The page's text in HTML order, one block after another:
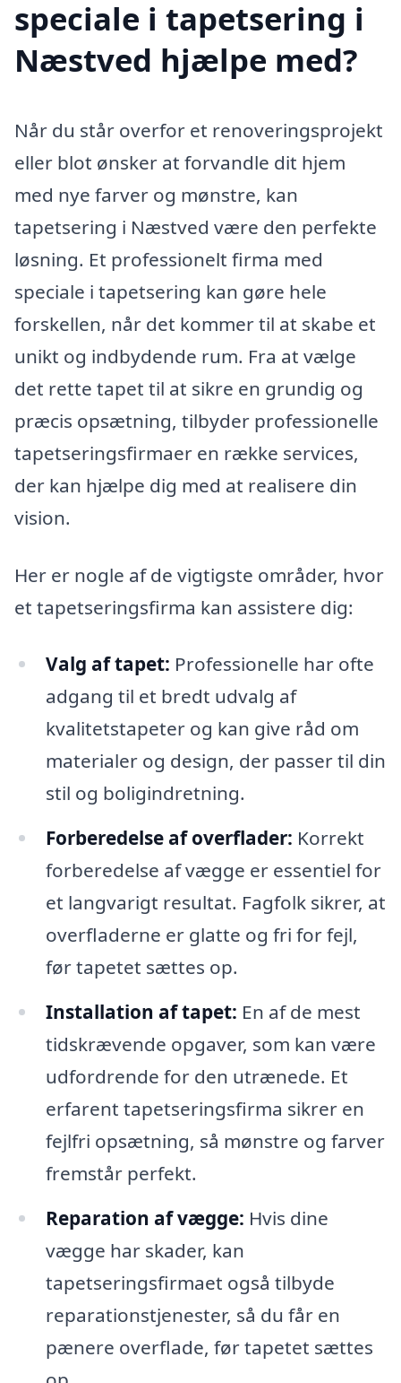
speciale i tapetsering i
Næstved hjælpe med?
Når du står overfor et renoveringsprojekt
eller blot ønsker at forvandle dit hjem
med nye farver og mønstre, kan
tapetsering i Næstved være den perfekte
løsning. Et professionelt firma med
speciale i tapetsering kan gøre hele
forskellen, når det kommer til at skabe et
unikt og indbydende rum. Fra at vælge
det rette tapet til at sikre en grundig og
præcis opsætning, tilbyder professionelle
tapetseringsfirmaer en række services,
der kan hjælpe dig med at realisere din
vision.
Her er nogle af de vigtigste områder, hvor
et tapetseringsfirma kan assistere dig:
Valg af tapet: Professionelle har ofte
adgang til et bredt udvalg af
kvalitetstapeter og kan give råd om
materialer og design, der passer til din
stil og boligindretning.
Forberedelse af overflader: Korrekt
forberedelse af vægge er essentiel for
et langvarigt resultat. Fagfolk sikrer, at
overfladerne er glatte og fri for fejl,
før tapetet sættes op.
Installation af tapet: En af de mest
tidskrævende opgaver, som kan være
udfordrende for den utrænede. Et
erfarent tapetseringsfirma sikrer en
fejlfri opsætning, så mønstre og farver
fremstår perfekt.
Reparation af vægge: Hvis dine
vægge har skader, kan
tapetseringsfirmaet også tilbyde
reparationstjenester, så du får en
pænere overflade, før tapetet sættes